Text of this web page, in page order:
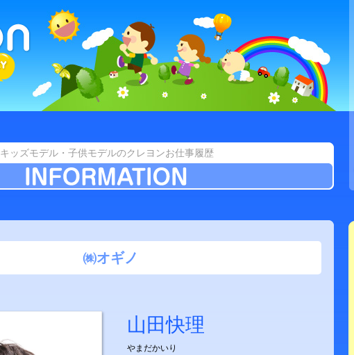
キッズモデル・子供モデルのクレヨンお仕事履歴
㈱オギノ
山田快理
やまだかいり